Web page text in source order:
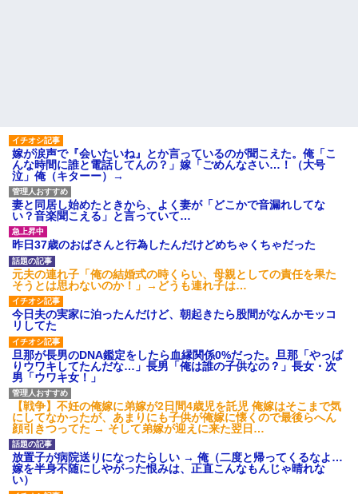
タ
後続車にクラクションを鳴ら
され彼氏が逆切れ。「何クラク
ション鳴らしてんだ！降りてこ
いよ！」と怒鳴りだし...
【衝撃】報酬100万円超の治験
募集がこちらｗｗｗｗｗ(※画像
あり)
【ネット騒然】惨殺されたタ
ワマン頂き女子のこの動画、す
げえええええｗｗｗｗｗｗｗｗ
ｗｗｗ
【愕然】白のクラウン俺氏、
高速道路左車線を制限速度で走
った結果wwwwwwwwwwww
百年の恋12-899 食べた量を
張り合ってくる
【悲報】佐藤輝明・・・２軍
でも盛大にやらかす←あまり悲
しませないでくれ
嫁が涙声で『会いたいね』とか言っているのが聞こえた。俺「こ
んな時間に誰と電話してんの？」嫁「ごめんなさい…！（大号
泣」俺（キターー）→
妻と同居し始めたときから、よく妻が「どこかで音漏れしてな
い？音楽聞こえる」と言っていて…
昨日37歳のおばさんと行為したんだけどめちゃくちゃだった
元夫の連れ子「俺の結婚式の時くらい、母親としての責任を果た
そうとは思わないのか！」→どうも連れ子は…
今日夫の実家に泊ったんだけど、朝起きたら股間がなんかモッコ
リしてた
旦那が長男のDNA鑑定をしたら血縁関係0%だった。旦那「やっぱ
りウワキしてたんだな…」長男「俺は誰の子供なの？」長女・次
男「ウワキ女！」
【戦争】不妊の俺嫁に弟嫁が2日間4歳児を託児 俺嫁はそこまで気
にしてなかったが、あまりにも子供が俺嫁に懐くので最後らへん
顔引きつってた → そして弟嫁が迎えに来た翌日…
放置子が病院送りになったらしい → 俺（二度と帰ってくるなよ…
嫁を半身不随にしやがった恨みは、正直こんなもんじゃ晴れな
い）